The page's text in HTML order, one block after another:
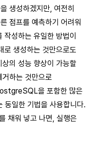
생성하겠지만, 여전히
점프를 예측하기 어려워
성하는 유일한 방법이
로 생성하는 것만으로도
의 성능 향상이 가능할
하는 것만으로
을 포함한 많은
일한 기법을 사용합니다.
채워 넣고 나면, 실행은